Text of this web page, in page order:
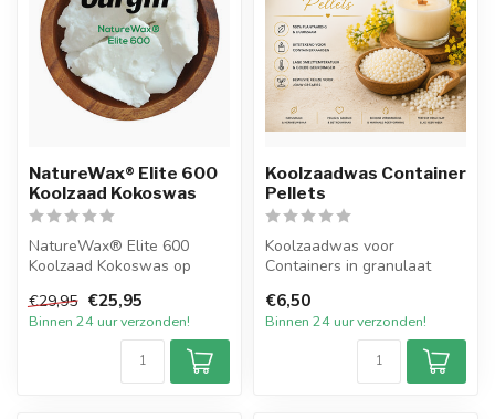
NatureWax® Elite 600
Koolzaad Kokoswas
NatureWax® Elite 600
Koolzaad Kokoswas op
ecofriendly ...
€29,95 €25,95
Binnen 24 uur verzonden!
Koolzaadwas Container
Pellets
Koolzaadwas voor
Containers in granulaat
om zelf eco-f...
€6,50
Binnen 24 uur verzonden!